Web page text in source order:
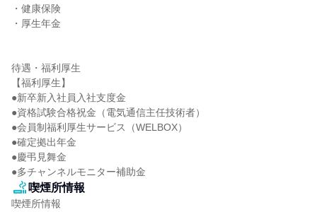
・健康保険
・厚生年金
待遇・福利厚生
【福利厚生】
●新卒新入社員入社支度金
●資格試験合格祝金（電気通信主任技術者）
●会員制福利厚生サービス（WELBOX）
●確定拠出年金
●慶弔見舞金
●多チャンネルモニター補助金
喫煙所情報
喫煙所情報